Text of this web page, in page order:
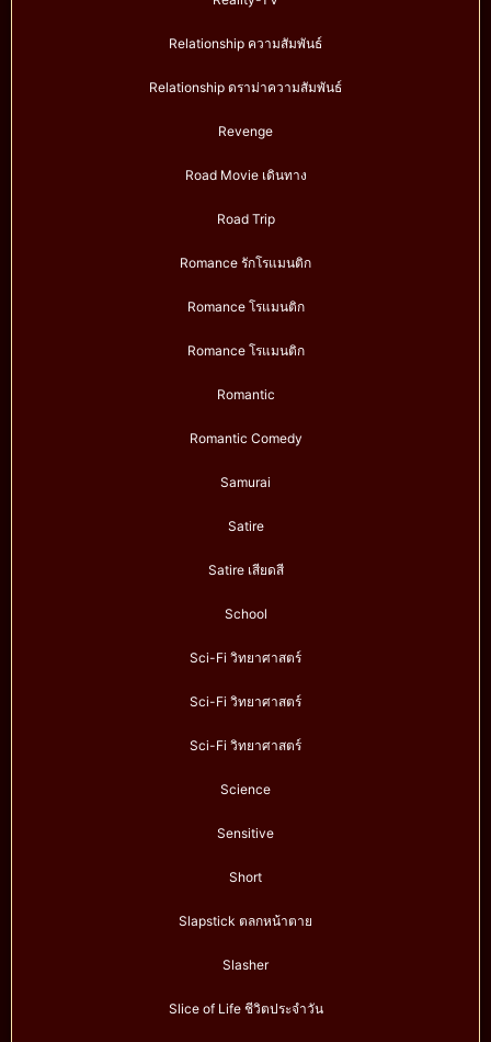
Relationship ความสัมพันธ์
Relationship ดราม่าความสัมพันธ์
Revenge
Road Movie เดินทาง
Road Trip
Romance รักโรแมนติก
Romance โรแมนติก
Romance โรแมนติก
Romantic
Romantic Comedy
Samurai
Satire
Satire เสียดสี
School
Sci-Fi วิทยาศาสตร์
Sci-Fi วิทยาศาสตร์
Sci-Fi วิทยาศาสตร์
Science
Sensitive
Short
Slapstick ตลกหน้าตาย
Slasher
Slice of Life ชีวิตประจำวัน